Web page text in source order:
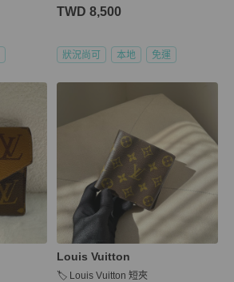
TWD 8,500
狀況尚可 本地 免運
Louis Vuitton
🏷️ Louis Vuitton 短夾